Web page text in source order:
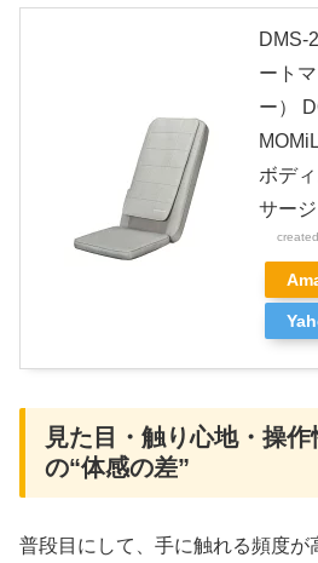
DMS-
ート
ー）
ボデ
サー
見た目・触り心地・操
の“体感の差”
普段目にして、手に触れる頻度が